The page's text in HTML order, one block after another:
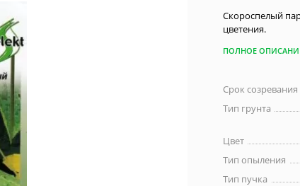
​Скороспелый
цветения.
ПОЛНОЕ
Срок созревания
Тип грунта
Цвет
Тип опыления
Тип пучка